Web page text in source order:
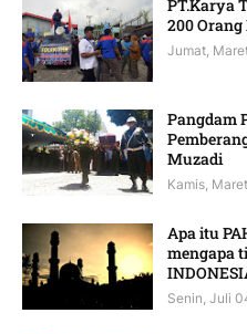
PT.Karya
200
Jumat,
Pangdam
Muzadi
Kamis,
Apa itu
mengapa
Senin, Juli